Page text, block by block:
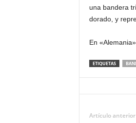
una bandera
dorado, y
En «Alemania»
ETIQUETAS
Artículo anterior